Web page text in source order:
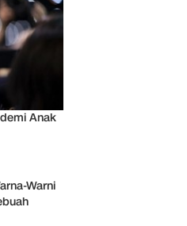
Anak
Warni